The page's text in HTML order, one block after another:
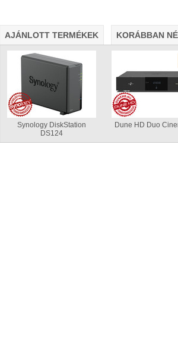
AJÁNLOTT TERMÉKEK KORÁBBAN
Synology DiskStation
DS124
Dune HD Duo